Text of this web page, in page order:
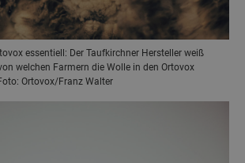
essentiell: Der Taufkirchner Hersteller weiß
welchen Farmern die Wolle in den Ortovox
Ortovox/Franz Walter